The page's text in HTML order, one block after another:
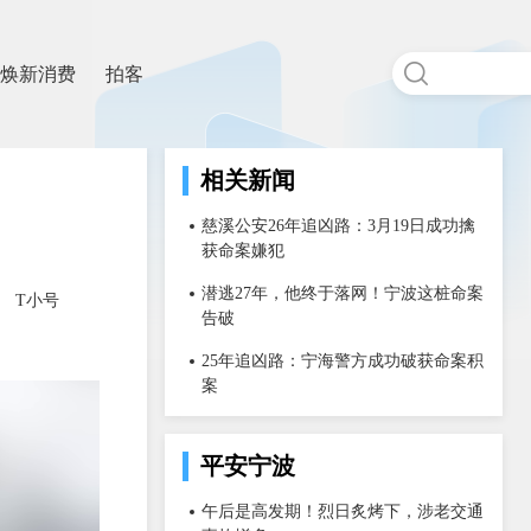
焕新消费 拍客
T小号
相关新闻
慈溪公安26年追凶路：3月19日成功擒
获命案嫌犯
潜逃27年，他终于落网！宁波这桩命案
告破
25年追凶路：宁海警方成功破获命案积
案
平安宁波
午后是高发期！烈日炙烤下，涉老交通